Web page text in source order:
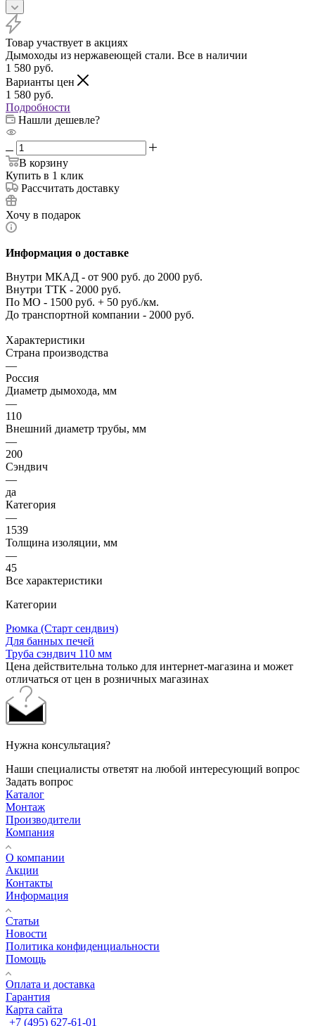
Товар участвует в акциях
Дымоходы из нержавеющей стали. Все в наличии
1 580 руб.
Варианты цен
1 580 руб.
Подробности
Нашли дешевле?
В корзину
Купить в 1 клик
Рассчитать доставку
Хочу в подарок
Информация о доставке
Внутри МКАД - от 900 руб. до 2000 руб.
Внутри ТТК - 2000 руб.
По МО - 1500 руб. + 50 руб./км.
До транспортной компании - 2000 руб.
Характеристики
Страна производства
—
Россия
Диаметр дымохода, мм
—
110
Внешний диаметр трубы, мм
—
200
Сэндвич
—
да
Категория
—
1539
Толщина изоляции, мм
—
45
Все характеристики
Категории
Рюмка (Старт сендвич)
Для банных печей
Труба сэндвич 110 мм
Цена действительна только для интернет-магазина и может
отличаться от цен в розничных магазинах
Нужна консультация?
Наши специалисты ответят на любой интересующий вопрос
Задать вопрос
Каталог
Монтаж
Производители
Компания
О компании
Акции
Контакты
Информация
Статьи
Новости
Политика конфиденциальности
Помощь
Оплата и доставка
Гарантия
Карта сайта
+7 (495) 627-61-01